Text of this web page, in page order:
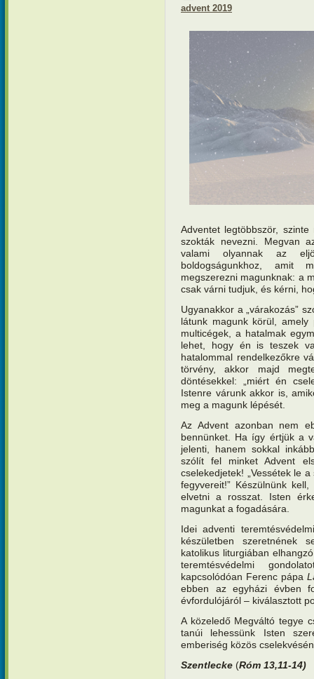
advent 2019
Adventet legtöbbször,
szokták nevezni. Megvan
valami olyannak az
boldogságunkhoz, amit
megszerezni magunknak: a
csak várni tudjuk, és kérni,
Ugyanakkor a „várakozás”
látunk magunk körül, amely
multicégek, a hatalmak
lehet, hogy én is teszek
hatalommal rendelkezőkre
törvény, akkor majd
döntésekkel: „miért én
Istenre várunk akkor is,
meg a magunk lépését.
Az Advent azonban nem
bennünket. Ha így értjük a
jelenti, hanem sokkal
szólít fel minket Advent
cselekedjetek! „Vessétek le
fegyvereit!” Készülnünk
elvetni a rosszat. Isten
magunkat a fogadására.
Idei adventi
készületben szeretnének
katolikus liturgiában
teremtésvédelmi
kapcsolódóan Ferenc pápa
ebben az egyházi évben
évfordulójáról – kiválasztott
A közeledő Megváltó tegye
tanúi lehessünk Isten
emberiség közös
Szentlecke (Róm 13,11-14)